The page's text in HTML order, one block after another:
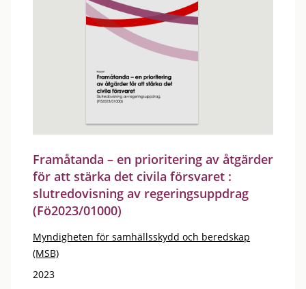
Framåtanda – en prioritering av åtgärder
för att stärka det civila försvaret :
slutredovisning av regeringsuppdrag
(Fö2023/01000)
Myndigheten för samhällsskydd och beredskap
(MSB)
2023